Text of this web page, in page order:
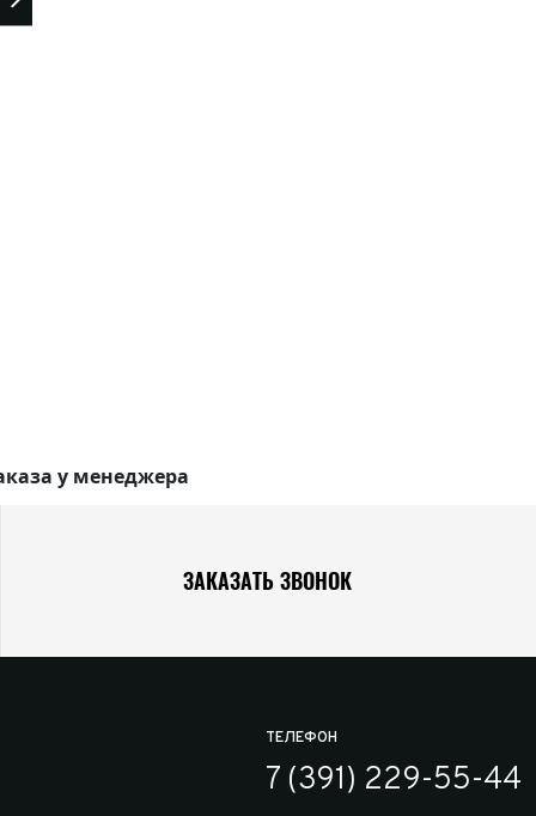
у менеджера
ЗАКАЗАТЬ ЗВОНОК
ТЕЛЕФОН
7 (391) 229-55-44